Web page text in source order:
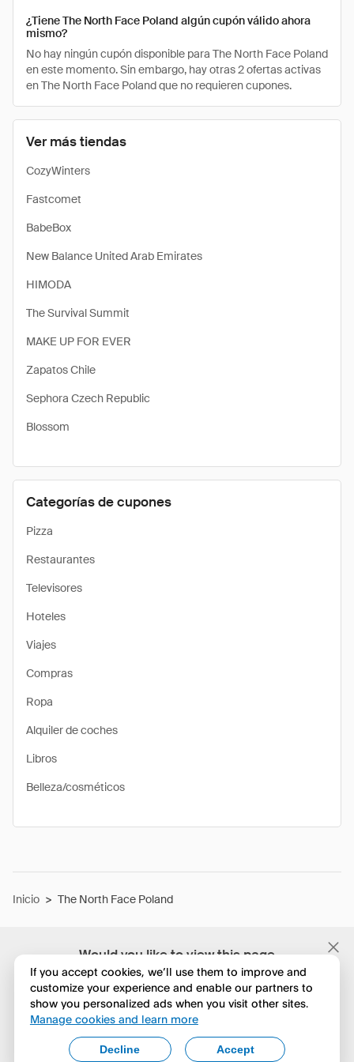
Would you like to view this page
in English?
No, seguir navegando
Yes, change to English
Ver más tiendas
CozyWinters
Fastcomet
BabeBox
New Balance United Arab Emirates
HIMODA
The Survival Summit
MAKE UP FOR EVER
Zapatos Chile
Sephora Czech Republic
Blossom
Categorías de cupones
Pizza
Restaurantes
Televisores
Hoteles
Viajes
Compras
Ropa
Alquiler de coches
Libros
Belleza/cosméticos
¿Tiene The North Face Poland algún cupón válido ahora
mismo?
No hay ningún cupón disponible para The North Face Poland
en este momento. Sin embargo, hay otras 2 ofertas activas
en The North Face Poland que no requieren cupones.
Inicio > The North Face Poland
If you accept cookies, we’ll use them to improve and
customize your experience and enable our partners to
show you personalized ads when you visit other sites.
Manage cookies and learn more
Accept
Decline